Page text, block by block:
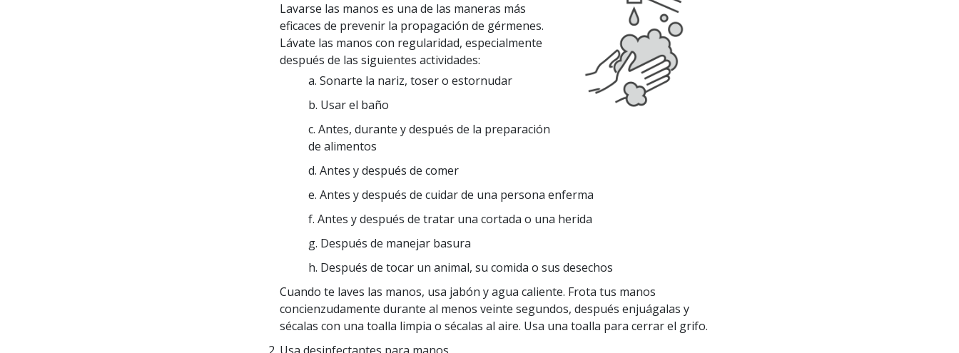
Lavarse las manos es una de las maneras más
eficaces de prevenir la propagación de gérmenes.
Lávate las manos con regularidad, especialmente
después de las siguientes actividades:
a. Sonarte la nariz, toser o estornudar
b. Usar el baño
c. Antes, durante y después de la preparación
de alimentos
d. Antes y después de comer
e. Antes y después de cuidar de una persona enferma
f. Antes y después de tratar una cortada o una herida
g. Después de manejar basura
h. Después de tocar un animal, su comida o sus desechos
Cuando te laves las manos, usa jabón y agua caliente. Frota tus manos
concienzudamente durante al menos veinte segundos, después enjuágalas y
sécalas con una toalla limpia o sécalas al aire. Usa una toalla para cerrar el grifo.